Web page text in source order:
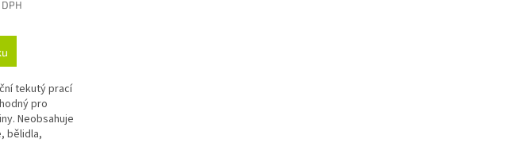
tekutý prací
pro
Neobsahuje
bělidla,